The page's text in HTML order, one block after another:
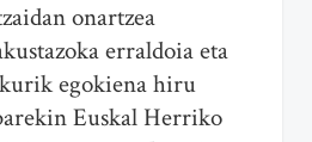
onartzea
erraldoia eta
egokiena hiru
Euskal Herriko